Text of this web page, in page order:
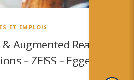
Español
ET EMPLOIS
Augmented Reality for
– ZEISS – Eggenstein-